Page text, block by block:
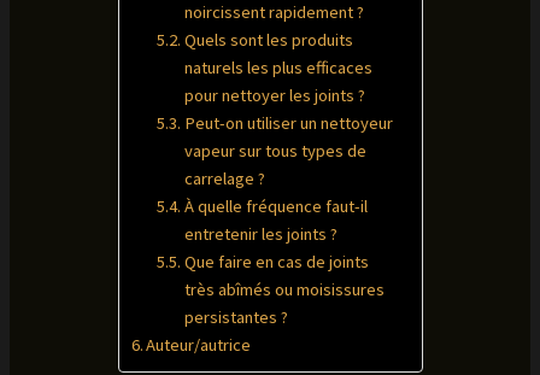
noircissent rapidement ?
Quels sont les produits
naturels les plus efficaces
pour nettoyer les joints ?
Peut-on utiliser un nettoyeur
vapeur sur tous types de
carrelage ?
À quelle fréquence faut-il
entretenir les joints ?
Que faire en cas de joints
très abîmés ou moisissures
persistantes ?
Auteur/autrice